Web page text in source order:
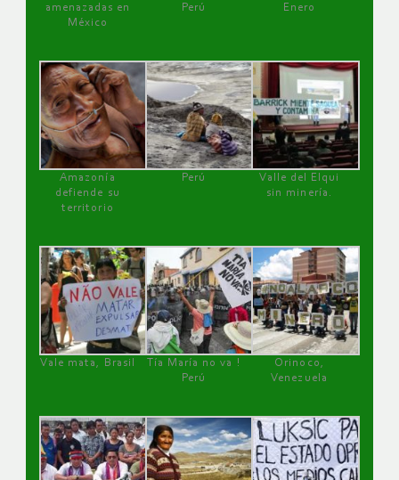
amenazadas en
México
Perú
Enero
Amazonía
defiende su
territorio
Perú
Valle del Elqui
sin minería.
Vale mata, Brasil
Tía María no va !
Perú
Orinoco,
Venezuela